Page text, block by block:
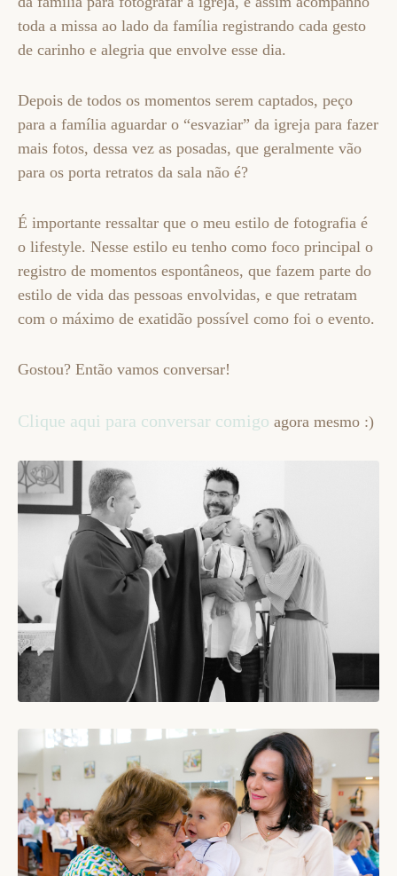
toda a missa ao lado da família registrando cada gesto
de carinho e alegria que envolve esse dia.
Depois de todos os momentos serem captados, peço
para a família aguardar o “esvaziar” da igreja para fazer
mais fotos, dessa vez as posadas, que geralmente vão
para os porta retratos da sala não é?
É importante ressaltar que o meu estilo de fotografia é
o lifestyle. Nesse estilo eu tenho como foco principal o
registro de momentos espontâneos, que fazem parte do
estilo de vida das pessoas envolvidas, e que retratam
com o máximo de exatidão possível como foi o evento.
Gostou? Então vamos conversar!
Clique aqui para conversar comigo agora mesmo :)